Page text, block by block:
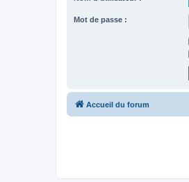
Mot de passe :
Accueil du forum